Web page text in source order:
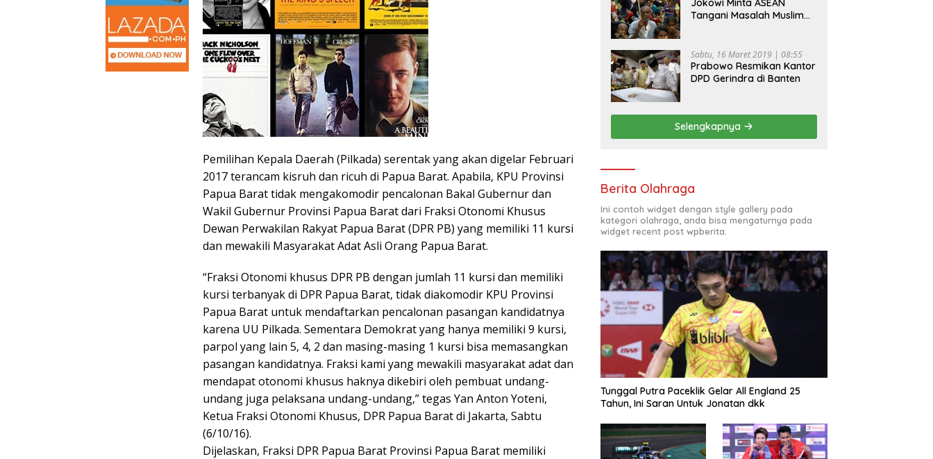
Pemilihan Kepala Daerah (Pilkada) serentak yang akan digelar Februari
2017 terancam kisruh dan ricuh di Papua Barat. Apabila, KPU Provinsi
Papua Barat tidak mengakomodir pencalonan Bakal Gubernur dan
Wakil Gubernur Provinsi Papua Barat dari Fraksi Otonomi Khusus
Dewan Perwakilan Rakyat Papua Barat (DPR PB) yang memiliki 11 kursi
dan mewakili Masyarakat Adat Asli Orang Papua Barat.
“Fraksi Otonomi khusus DPR PB dengan jumlah 11 kursi dan memiliki
kursi terbanyak di DPR Papua Barat, tidak diakomodir KPU Provinsi
Papua Barat untuk mendaftarkan pencalonan pasangan kandidatnya
karena UU Pilkada. Sementara Demokrat yang hanya memiliki 9 kursi,
parpol yang lain 5, 4, 2 dan masing-masing 1 kursi bisa memasangkan
pasangan kandidatnya. Fraksi kami yang mewakili masyarakat adat dan
mendapat otonomi khusus haknya dikebiri oleh pembuat undang-
undang juga pelaksana undang-undang,” tegas Yan Anton Yoteni,
Ketua Fraksi Otonomi Khusus, DPR Papua Barat di Jakarta, Sabtu
(6/10/16).
Dijelaskan, Fraksi DPR Papua Barat Provinsi Papua Barat memiliki
Jokowi Minta ASEAN
Tangani Masalah Muslim
Sabtu, 16 Maret 2019 | 08:55
Prabowo Resmikan Kantor
DPD Gerindra di Banten
Selengkapnya
Berita Olahraga
Ini contoh widget dengan style gallery pada
kategori olahraga, anda bisa mengaturnya pada
widget recent post wpberita.
Tunggal Putra Paceklik Gelar All England 25
Tahun, Ini Saran Untuk Jonatan dkk